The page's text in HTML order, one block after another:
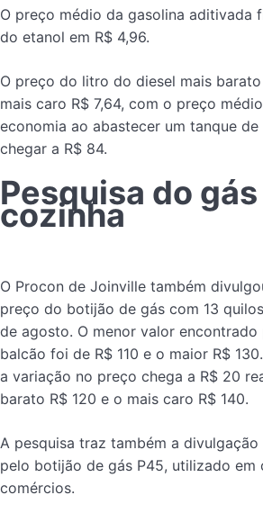
O preço médio da gasolina aditivada
do etanol em R$ 4,96.
O preço do litro do diesel mais
mais caro R$ 7,64, com o preço
economia ao abastecer um tanque
chegar a R$ 84.
Pesquisa do
cozinha
O Procon de Joinville também
preço do botijão de gás com 13
de agosto. O menor valor encontrado
balcão foi de R$ 110 e o maior R$
a variação no preço chega a R$ 20
barato R$ 120 e o mais caro R$ 140.
A pesquisa traz também a
pelo botijão de gás P45, utilizado em
comércios.